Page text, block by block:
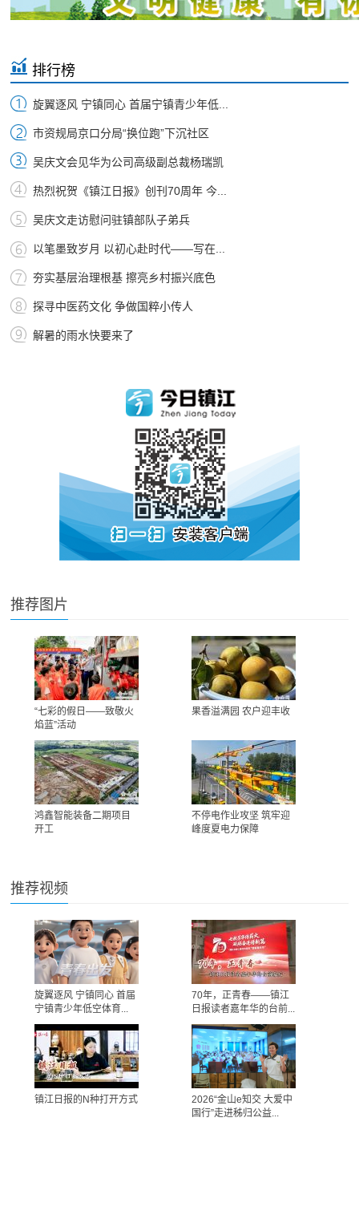
排行榜
旋翼逐风 宁镇同心 首届宁镇青少年低...
市资规局京口分局“换位跑”下沉社区
吴庆文会见华为公司高级副总裁杨瑞凯
热烈祝贺《镇江日报》创刊70周年 今...
吴庆文走访慰问驻镇部队子弟兵
以笔墨致岁月 以初心赴时代——写在...
夯实基层治理根基 擦亮乡村振兴底色
探寻中医药文化 争做国粹小传人
解暑的雨水快要来了
推荐图片
“七彩的假日——致敬火
焰蓝”活动
果香溢满园 农户迎丰收
鸿鑫智能装备二期项目
开工
不停电作业攻坚 筑牢迎
峰度夏电力保障
推荐视频
旋翼逐风 宁镇同心 首届
宁镇青少年低空体育...
70年，正青春——镇江
日报读者嘉年华的台前...
镇江日报的N种打开方式
2026“金山e知交 大爱中
国行”走进秭归公益...